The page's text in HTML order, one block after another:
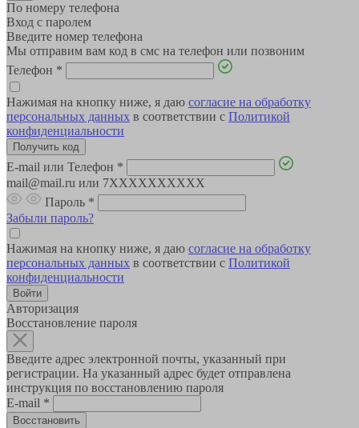
По номеру телефона
Вход с паролем
Введите номер телефона
Мы отправим вам код в смс на телефон или позвоним
Телефон *
Нажимая на кнопку ниже, я даю согласие на обработку
персональных данных в соответствии с Политикой
конфиденциальности
E-mail или Телефон *
mail@mail.ru или 7XXXXXXXXXX
Пароль *
Забыли пароль?
Нажимая на кнопку ниже, я даю согласие на обработку
персональных данных в соответствии с Политикой
конфиденциальности
Авторизация
Восстановление пароля
Введите адрес электронной почты, указанный при
регистрации. На указанный адрес будет отправлена
инструкция по восстановлению пароля
E-mail *